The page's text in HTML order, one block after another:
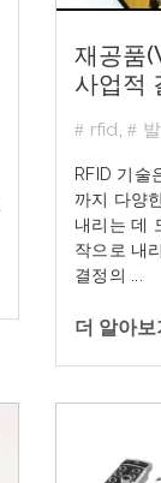
재공품
사업적
rfid,
RFID 기술
까지 다양
내리는 데
작으로 내
결정의
더 알아보